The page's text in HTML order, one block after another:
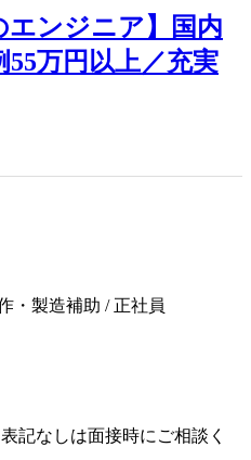
エンジニア】国内
万円以上／充実
・製造補助 / 正社員
記なしは面接時にご相談く